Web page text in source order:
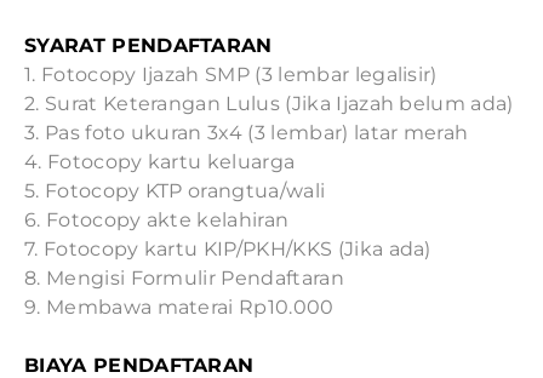
SYARAT PENDAFTARAN
1. Fotocopy Ijazah SMP (3 lembar legalisir)
2. Surat Keterangan Lulus (Jika Ijazah belum ada)
3. Pas foto ukuran 3x4 (3 lembar) latar merah
4. Fotocopy kartu keluarga
5. Fotocopy KTP orangtua/wali
6. Fotocopy akte kelahiran
7. Fotocopy kartu KIP/PKH/KKS (Jika ada)
8. Mengisi Formulir Pendaftaran
9. Membawa materai Rp10.000 ​
BIAYA PENDAFTARAN